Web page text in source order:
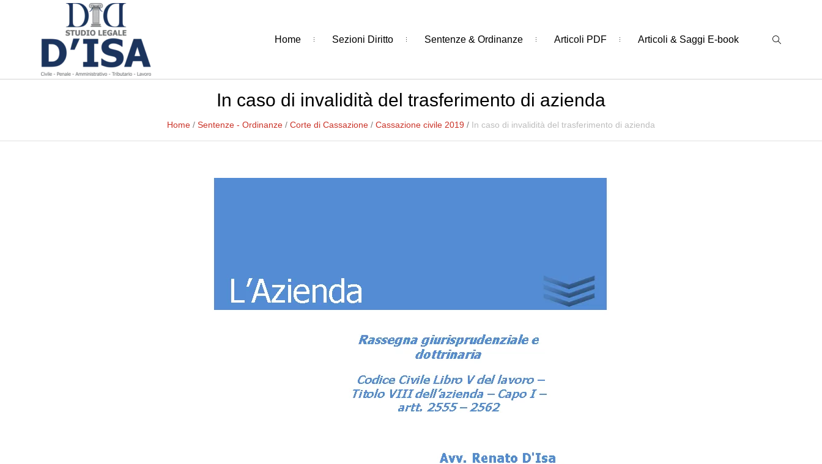
Home Sezioni Diritto Sentenze & Ordinanze Articoli PDF Articoli & Saggi E-book
In caso di invalidità del trasferimento di azienda
Home / Sentenze - Ordinanze / Corte di Cassazione / Cassazione civile 2019 / In caso di invalidità del trasferimento di azienda